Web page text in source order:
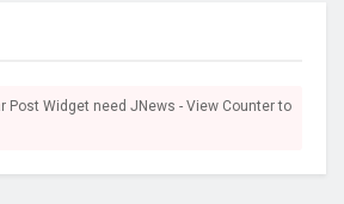
Post Widget need JNews - View Counter to